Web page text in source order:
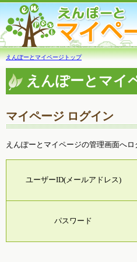
えんぽーとマイページトップ
えんぽーとマイ
マイページ ログイン
えんぽーとマイページの管理画面へロ
ユーザーID(メールアドレス)
パスワード